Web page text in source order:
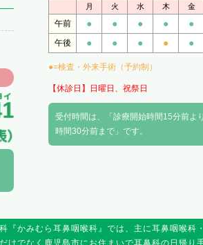
月 火 水 木 金
午前 ● ● ● ● ●
午後 ● ● ● ● ●
●=検査・外来手術（予約制）
【休診日】日曜日、祝祭日
受付時間は、「診療開始時間15分前よ
時間30分前まで」です。
『かみむら耳鼻咽喉科』では、主に耳鼻咽喉科
けでなく鹿児島市にお住まいで耳鼻科の日帰